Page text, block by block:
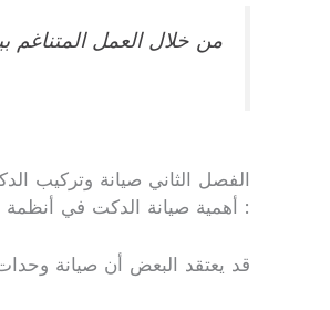
من خلال العمل المتناغم
الفصل الثاني صيانة وتركيب
: أهمية صيانة الدكت في أنظمة
قد يعتقد البعض أن صيانة